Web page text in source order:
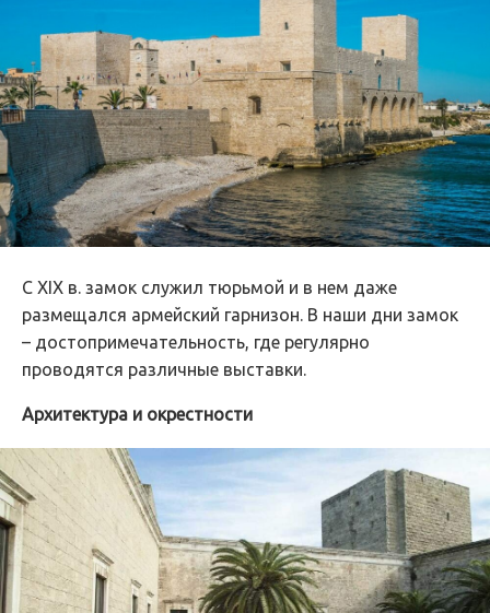
С XIX в. замок служил тюрьмой и в нем даже
размещался армейский гарнизон. В наши дни замок
– достопримечательность, где регулярно
проводятся различные выставки.
Архитектура и окрестности